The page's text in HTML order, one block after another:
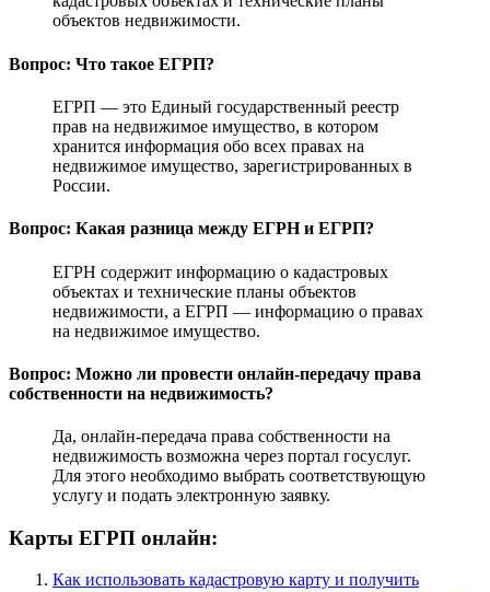
объектов недвижимости.
Вопрос: Что такое ЕГРП?
ЕГРП — это Единый государственный реестр
прав на недвижимое имущество, в котором
хранится информация обо всех правах на
недвижимое имущество, зарегистрированных в
России.
Вопрос: Какая разница между ЕГРН и ЕГРП?
ЕГРН содержит информацию о кадастровых
объектах и технические планы объектов
недвижимости, а ЕГРП — информацию о правах
на недвижимое имущество.
Вопрос: Можно ли провести онлайн-передачу права
собственности на недвижимость?
Да, онлайн-передача права собственности на
недвижимость возможна через портал госуслуг.
Для этого необходимо выбрать соответствующую
услугу и подать электронную заявку.
Карты ЕГРП онлайн:
Как использовать кадастровую карту и получить